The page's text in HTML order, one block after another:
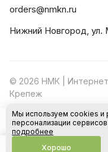
orders@nmkn.ru
Нижний Новгород, ул.
© 2026 НМК |
Крепеж
Мы используем cookies и
персонализации
подробнее
Хорошо